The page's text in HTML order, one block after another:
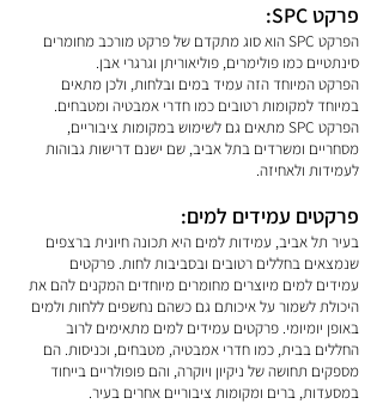
פרקט SPC:
הפרקט SPC הוא סוג מתקדם של פרקט מורכב מחומרים
סינתטיים כמו פולימרים, פוליאוריתן וגרגרי אבן.
הפרקט המיוחד הזה עמיד במים ובלחות, ולכן מתאים
במיוחד למקומות רטובים כמו חדרי אמבטיה ומטבחים.
הפרקט SPC מתאים גם לשימוש במקומות ציבוריים,
מסחריים ומשרדים בתל אביב, שם ישנם דרישות גבוהות
לעמידות ולאחיזה.
פרקטים עמידים למים:
בעיר תל אביב, עמידות למים היא תכונה חיונית ברצפים
שנמצאים בחללים רטובים ובסביבות לחות. פרקטים
עמידים למים מיוצרים מחומרים מיוחדים המקנים להם את
היכולת לשמור על איכותם גם כשהם נחשפים ללחות ולמים
באופן יומיומי. פרקטים עמידים למים מתאימים לרוב
החללים בבית, כמו חדרי אמבטיה, מטבחים, וכניסות. הם
מספקים תחושה של ניקיון ויוקרה, והם פופולריים בייחוד
במסעדות, ברים ומקומות ציבוריים אחרים בעיר.